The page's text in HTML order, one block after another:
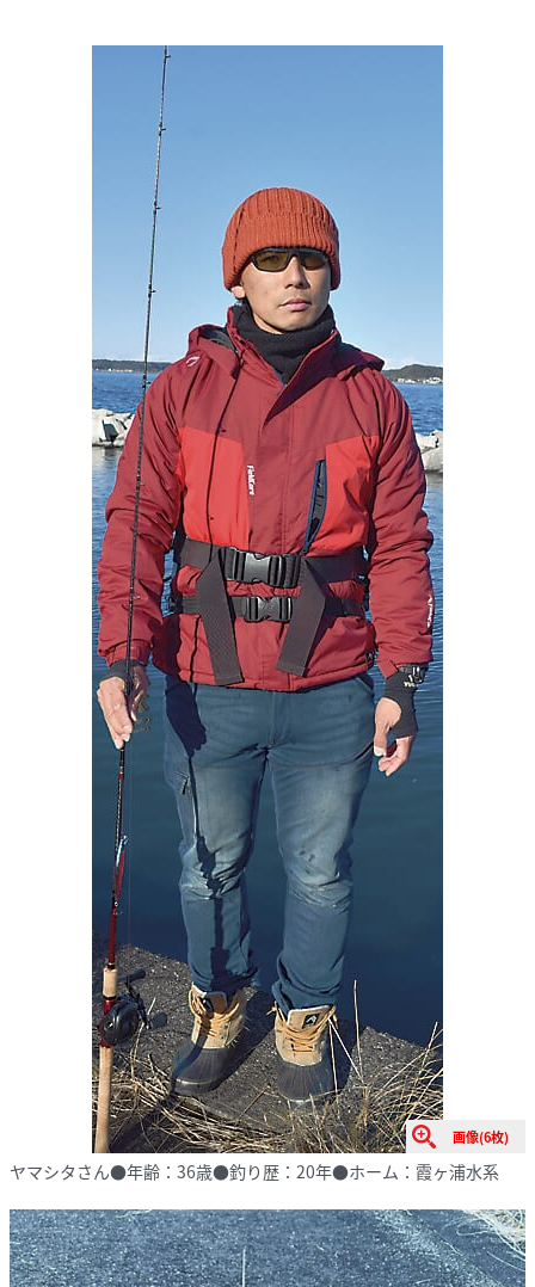
画像(6枚)
ヤマシタさん●年齢：36歳●釣り歴：20年●ホーム：霞ヶ浦水系